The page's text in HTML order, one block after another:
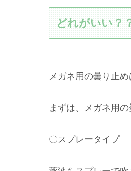
どれがいい？
メガネ用の曇り止
まずは、メガネ用
〇スプレータイプ